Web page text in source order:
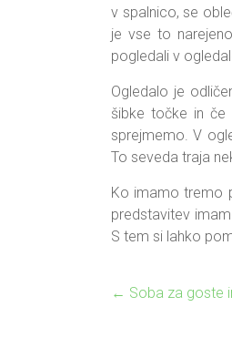
v spalnico, se
je vse to
pogledali v
Ogledalo je
šibke točke in če
sprejmemo. V
To seveda traja
Ko imamo tremo
predstavitev
S tem si lahko
← Soba za goste